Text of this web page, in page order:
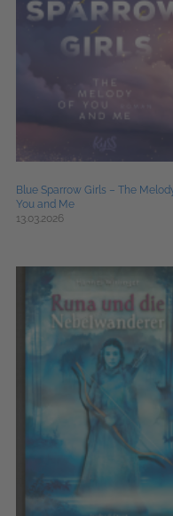
Blue Sparrow Girls – The
You and Me
13.03.2026